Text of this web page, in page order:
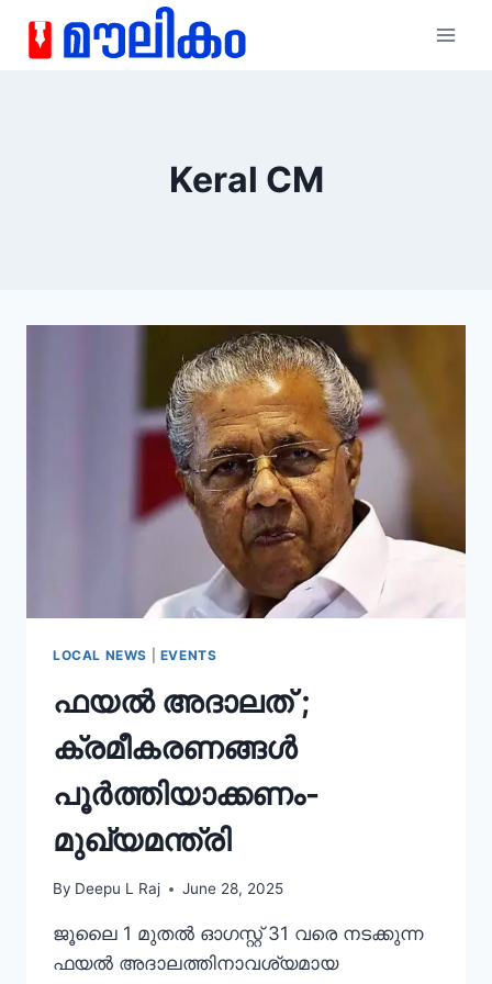
Keral CM
LOCAL NEWS EVENTS
ഫയൽ അദാലത് ;
ക്രമീകരണങ്ങൾ
പൂർത്തിയാക്കണം-
മുഖ്യമന്ത്രി
By Deepu L Raj June 28, 2025
ജൂലൈ 1 മുതൽ ഓഗസ്റ്റ് 31 വരെ നടക്കുന്ന
ഫയൽ അദാലത്തിനാവശ്യമായ